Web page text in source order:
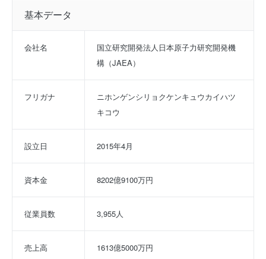
基本データ
会社名
国立研究開発法人日本原子力研究開発機
構（JAEA）
フリガナ
ニホンゲンシリョクケンキュウカイハツ
キコウ
設立日 2015年4月
資本金 8202億9100万円
従業員数 3,955人
売上高 1613億5000万円